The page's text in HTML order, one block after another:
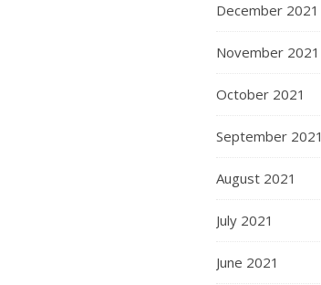
December 2021
November 2021
October 2021
September 2021
August 2021
July 2021
June 2021